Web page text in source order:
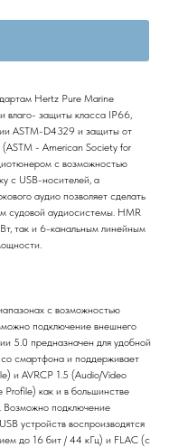
Hertz Pure Marine
влаго- защиты класса IP66,
ASTM-D4329 и защиты от
(ASTM - American Society for
с возможностью
с USB-носителей, а
аудио позволяет сделать
судовой аудиосистемы. HMR
так и 6-канальным линейным
с возможностью
подключение внешнего
5.0 предназначен для удобной
смартфона и поддерживает
и AVRCP 1.5 (Audio/Video
как и в большинстве
Возможно подключение
устройств воспроизводятся
до 16 бит / 44 кГц) и FLAC (с